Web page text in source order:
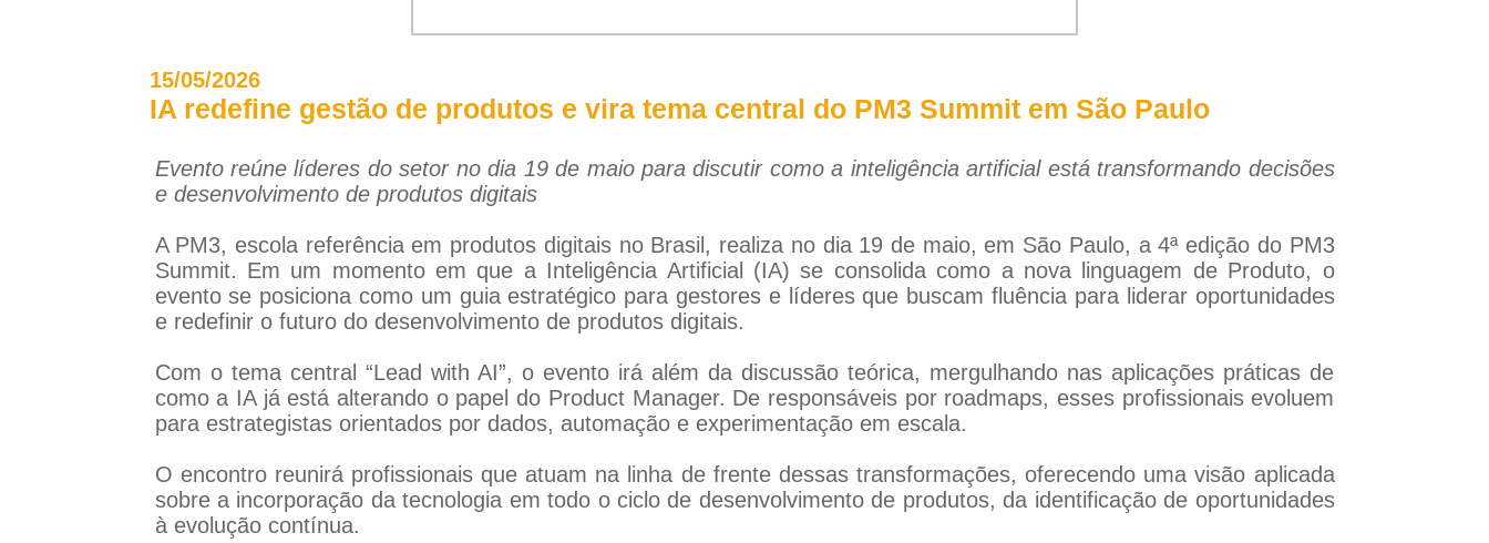
15/05/2026
IA redefine gestão de produtos e vira tema central do PM3 Summit em São Paulo
Evento reúne líderes do setor no dia 19 de maio para discutir como a inteligência artificial está transformando decisões
e desenvolvimento de produtos digitais
A PM3, escola referência em produtos digitais no Brasil, realiza no dia 19 de maio, em São Paulo, a 4ª edição do PM3
Summit. Em um momento em que a Inteligência Artificial (IA) se consolida como a nova linguagem de Produto, o
evento se posiciona como um guia estratégico para gestores e líderes que buscam fluência para liderar oportunidades
e redefinir o futuro do desenvolvimento de produtos digitais.
Com o tema central “Lead with AI”, o evento irá além da discussão teórica, mergulhando nas aplicações práticas de
como a IA já está alterando o papel do Product Manager. De responsáveis por roadmaps, esses profissionais evoluem
para estrategistas orientados por dados, automação e experimentação em escala.
O encontro reunirá profissionais que atuam na linha de frente dessas transformações, oferecendo uma visão aplicada
sobre a incorporação da tecnologia em todo o ciclo de desenvolvimento de produtos, da identificação de oportunidades
à evolução contínua.